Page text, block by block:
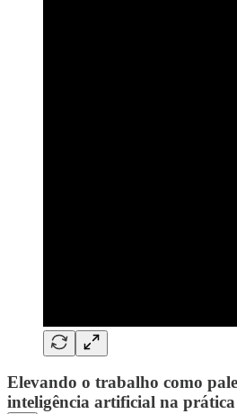
Elevando o trabalho como
inteligência artificial na prática